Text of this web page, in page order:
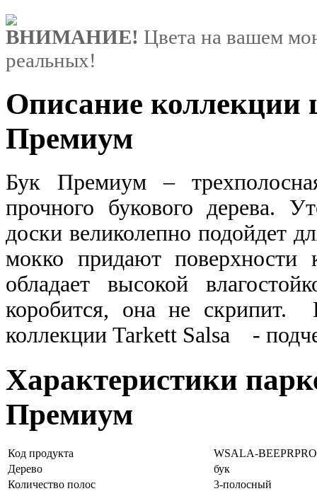
ВНИМАНИЕ! Цвета на вашем
реальных!
Описание коллекции
Премиум
Бук Премиум –
прочного букового дерева.
доски великолепно подойдет
мокко придают поверхности
обладает высокой
коробится, она не скрипит.
коллекции Tarkett Salsa -
Характеристики
Премиум
Код продукта
WSALA-
Дерево
бук
Количество полос
3-полосный